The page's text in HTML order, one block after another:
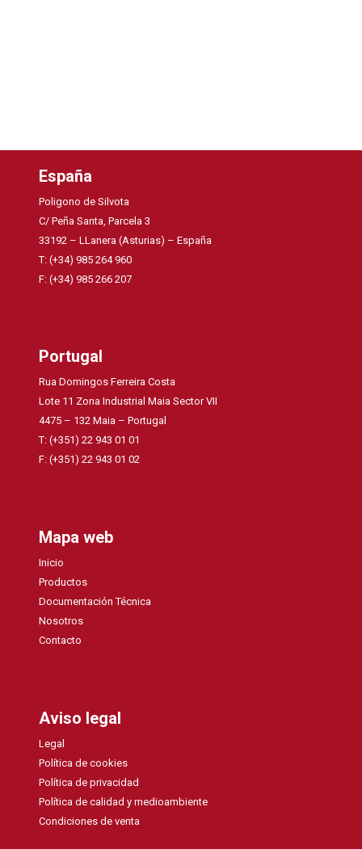
España
Poligono de Silvota
C/ Peña Santa, Parcela 3
33192 – LLanera (Asturias) – España
T: (+34) 985 264 960
F: (+34) 985 266 207
Portugal
Rua Domingos Ferreira Costa
Lote 11 Zona Industrial Maia Sector VII
4475 – 132 Maia – Portugal
T: (+351) 22 943 01 01
F: (+351) 22 943 01 02
Mapa web
Inicio
Productos
Documentación Técnica
Nosotros
Contacto
Aviso legal
Legal
Política de cookies
Política de privacidad
Política de calidad y medioambiente
Condiciones de venta